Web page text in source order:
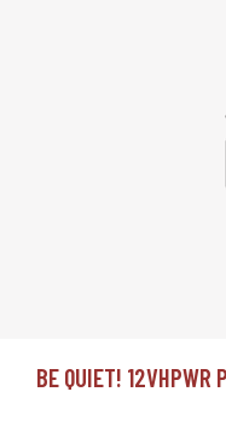
BE QUIET! 12VHPWR